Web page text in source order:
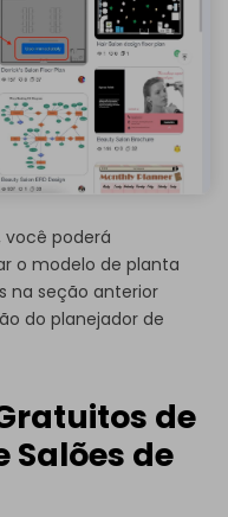
você poderá
o modelo de planta
na seção anterior
do planejador de
de
Salões de